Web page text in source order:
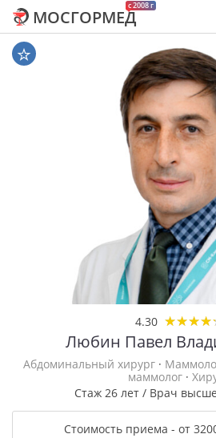
c 2008 г
МОСГОРМЕД
4.30 ★★★★
★★★★
Любин Павел
Абдоминальный хирург·
маммолог ·
Стаж 26 лет / Врач
Стоимость приема - от